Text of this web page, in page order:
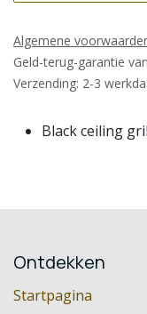
Algemene
Geld-terug-garantie
Verzending: 2-3
Black ceiling
Ontdekken
Startpagina